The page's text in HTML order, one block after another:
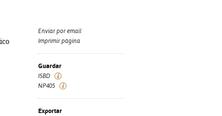
Enviar por email
Imprimir página
Guardar
ISBD
NP405
Exportar